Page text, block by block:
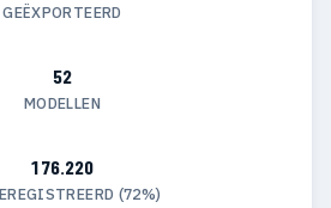
GEËXPORTEERD
52
MODELLEN
176.220
(72%)